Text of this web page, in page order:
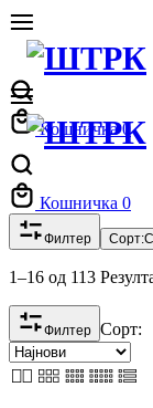
Кошничка 0
Кошничка 0
Филтер Сорт:
1–16 од 113
Филтер Сорт: